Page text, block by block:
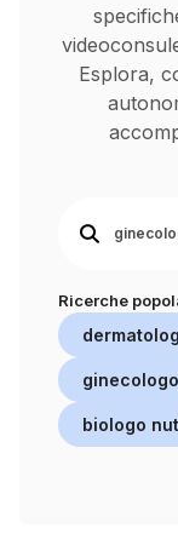
Esplora,
Ricerche
ginecologo
biologo